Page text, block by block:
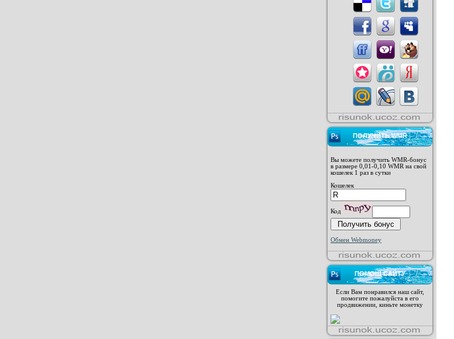
ПОЛУЧИТЬ WMR
Вы можете получить WMR-бонус
в размере 0,01-0,10 WMR на свой
кошелек 1 раз в сутки
Кошелек
Код
Обмен Webmoney
ПОМОЩ САЙТУ
Если Вам понравился наш сайт,
помогите пожалуйста в его
продвижении, киньте монетку